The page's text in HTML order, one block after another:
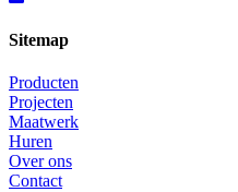
Sitemap
Producten
Projecten
Maatwerk
Huren
Over ons
Contact